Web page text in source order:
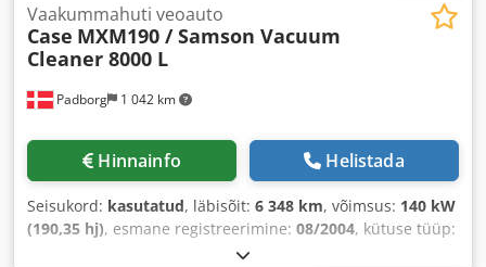
Padborg 1 042 km
Vaakummahuti veoauto
Case MXM190 / Samson Vacuum
Cleaner 8000 L
Hinnainfo Helistada
Seisukord: kasutatud, läbisõit: 6 348 km, võimsus: 140 kW
(190,35 hj), esmane registreerimine: 08/2004, kütuse tüüp: